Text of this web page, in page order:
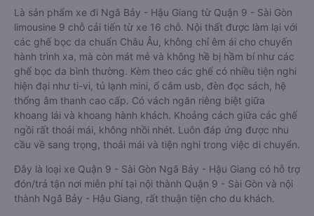
Là sản phẩm xe đi Ngã Bảy - Hậu Giang từ Quận 9 - Sài Gòn
limousine 9 chỗ cải tiến từ xe 16 chỗ. Nội thất được làm lại với
các ghế bọc da chuẩn Châu Âu, không chỉ êm ái cho chuyến
hành trình xa, mà còn mát mẻ và không hề bị hầm bí như các
ghế bọc da bình thường. Kèm theo các ghế có nhiều tiện nghi
hiện đại như ti-vi, tủ lạnh mini, ổ cắm usb, đèn đọc sách, hệ
thống âm thanh cao cấp. Có vách ngăn riêng biệt giữa
khoang lái và khoang hành khách. Khoảng cách giữa các ghế
ngồi rất thoải mái, không nhồi nhét. Luôn đáp ứng được nhu
cầu về sang trọng, thoải mái và tiện nghi trong việc di chuyển.
Đây là loại xe Quận 9 - Sài Gòn Ngã Bảy - Hậu Giang có hỗ trợ
đón/trả tận nơi miễn phí tại nội thành Quận 9 - Sài Gòn và nội
thành Ngã Bảy - Hậu Giang, rất thuận tiện cho du khách.